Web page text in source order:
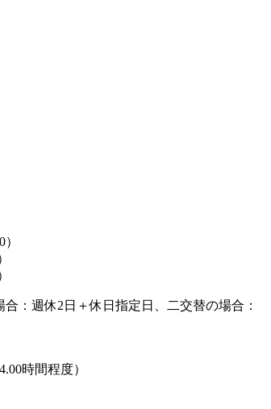
：週休2日＋休日指定日、二交替の場合：
時間程度）